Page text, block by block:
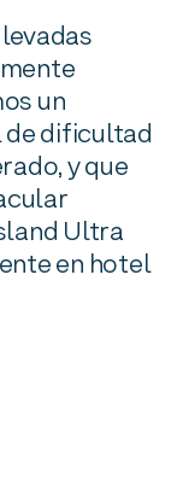
un
de dificultad
y que
Ultra
en hotel